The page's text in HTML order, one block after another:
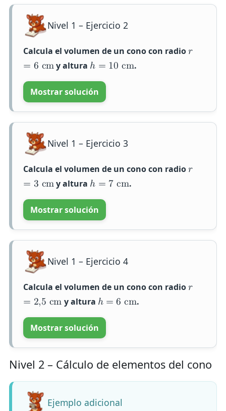
Nivel 1 – Ejercicio 2
Calcula el volumen de un cono con radio𝑟
= 6 cmy altura ℎ = 10 cm.
Mostrar solución
Nivel 1 – Ejercicio 3
Calcula el volumen de un cono con radio𝑟
= 3 cmy altura ℎ = 7 cm.
Mostrar solución
Nivel 1 – Ejercicio 4
Calcula el volumen de un cono con radio𝑟
= 2,5 cm y altura ℎ = 6 cm.
Mostrar solución
Nivel 2 – Cálculo de elementos del cono
Ejemplo adicional